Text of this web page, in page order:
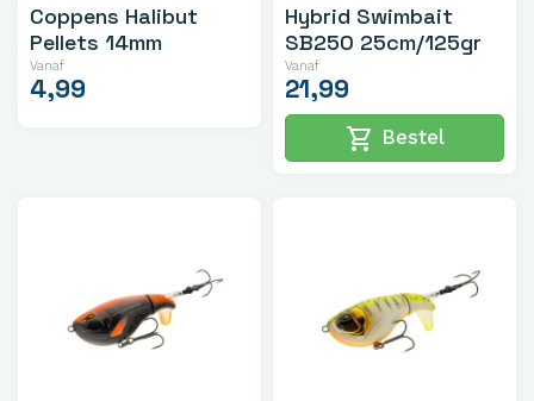
Coppens Halibut
Pellets 14mm
Vanaf
4,99
Hybrid Swimbait
SB250 25cm/125gr
Vanaf
21,99
shopping_cart Bestel